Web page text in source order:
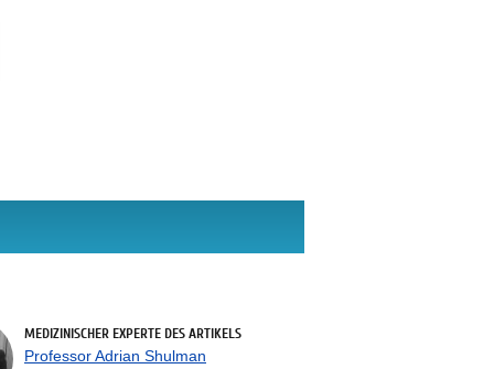
MEDIZINISCHER EXPERTE DES ARTIKELS
Professor Adrian Shulman